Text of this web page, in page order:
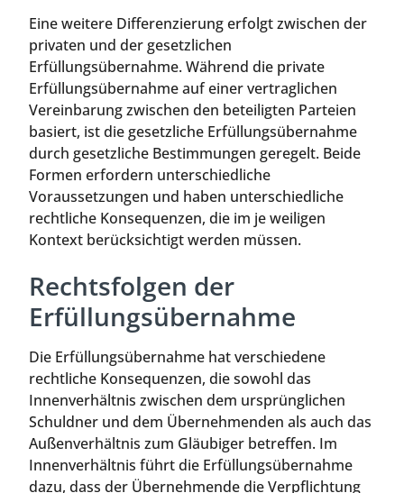
Eine weitere Differenzierung erfolgt zwischen der
privaten und der gesetzlichen
Erfüllungsübernahme. Während die private
Erfüllungsübernahme auf einer vertraglichen
Vereinbarung zwischen den beteiligten Parteien
basiert, ist die gesetzliche Erfüllungsübernahme
durch gesetzliche Bestimmungen geregelt. Beide
Formen erfordern unterschiedliche
Voraussetzungen und haben unterschiedliche
rechtliche Konsequenzen, die im je weiligen
Kontext berücksichtigt werden müssen.
Rechtsfolgen der
Erfüllungsübernahme
Die Erfüllungsübernahme hat verschiedene
rechtliche Konsequenzen, die sowohl das
Innenverhältnis zwischen dem ursprünglichen
Schuldner und dem Übernehmenden als auch das
Außenverhältnis zum Gläubiger betreffen. Im
Innenverhältnis führt die Erfüllungsübernahme
dazu, dass der Übernehmende die Verpflichtung